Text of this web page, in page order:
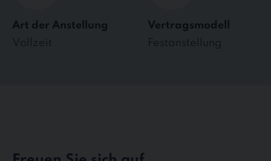
Art der Anstellung
Vollzeit
Vertragsmodell
Festanstellung